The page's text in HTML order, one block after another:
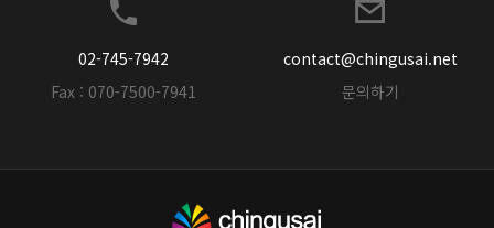
02-745-7942
Fax : 070-7500-7941
contact@chingusai.net
문의하기